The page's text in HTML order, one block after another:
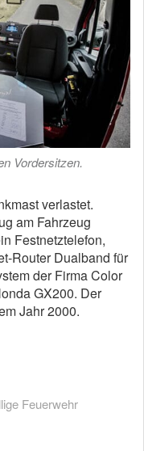
Vordersitzen.
verlastet.
am Fahrzeug
Festnetztelefon,
Router Dualband für
der Firma Color
GX200. Der
Jahr 2000.
Feuerwehr